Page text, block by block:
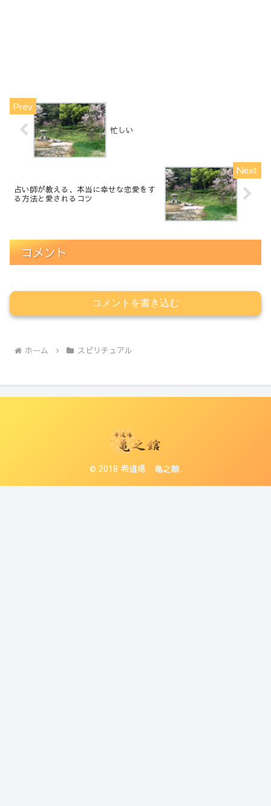
忙しい
占い師が教える、本当に幸せな恋愛をす
る方法と愛されるコツ
コメント
コメントを書き込む
ホーム スピリチュアル
© 2018 希道場 亀之館.